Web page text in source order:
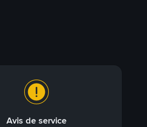
Avis de service